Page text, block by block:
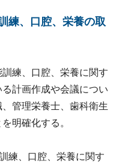
練、口腔、栄養の取
練、口腔、栄養に関す
計画作成や会議につい
管理栄養士、歯科衛生
明確化する。
練、口腔、栄養に関す